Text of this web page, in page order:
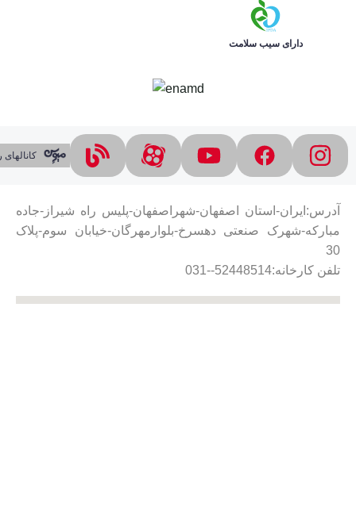
دارای سیب سلامت
آدرس:ایران-استان اصفهان-شهراصفهان-پلیس راه شیراز-جاده
مبارکه-شهرک صنعتی دهسرخ-بلوارمهرگان-خیابان سوم-پلاک
30
تلفن کارخانه:52448514--031